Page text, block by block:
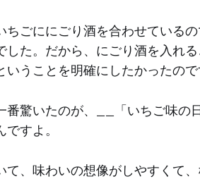
ちごににごり酒を合わせている
した。だから、にごり酒を入れ
うことを明確にしたかったので
番驚いたのが、__「いちご味の
すよ。
て、味わいの想像がしやすくて